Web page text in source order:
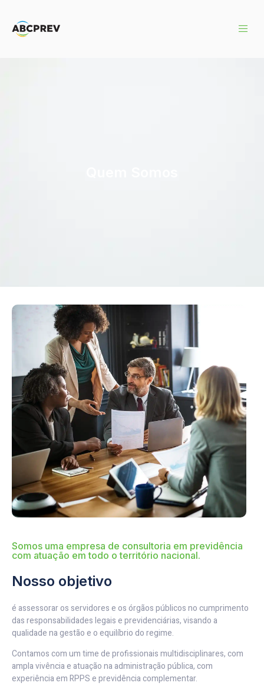
Somos uma empresa de consultoria em previdência
com atuação em todo o território nacional.
Nosso objetivo
é assessorar os servidores e os órgãos públicos no cumprimento
das responsabilidades legais e previdenciárias, visando a
qualidade na gestão e o equilíbrio do regime.
Contamos com um time de profissionais multidisciplinares, com
ampla vivência e atuação na administração pública, com
experiência em RPPS e previdência complementar.